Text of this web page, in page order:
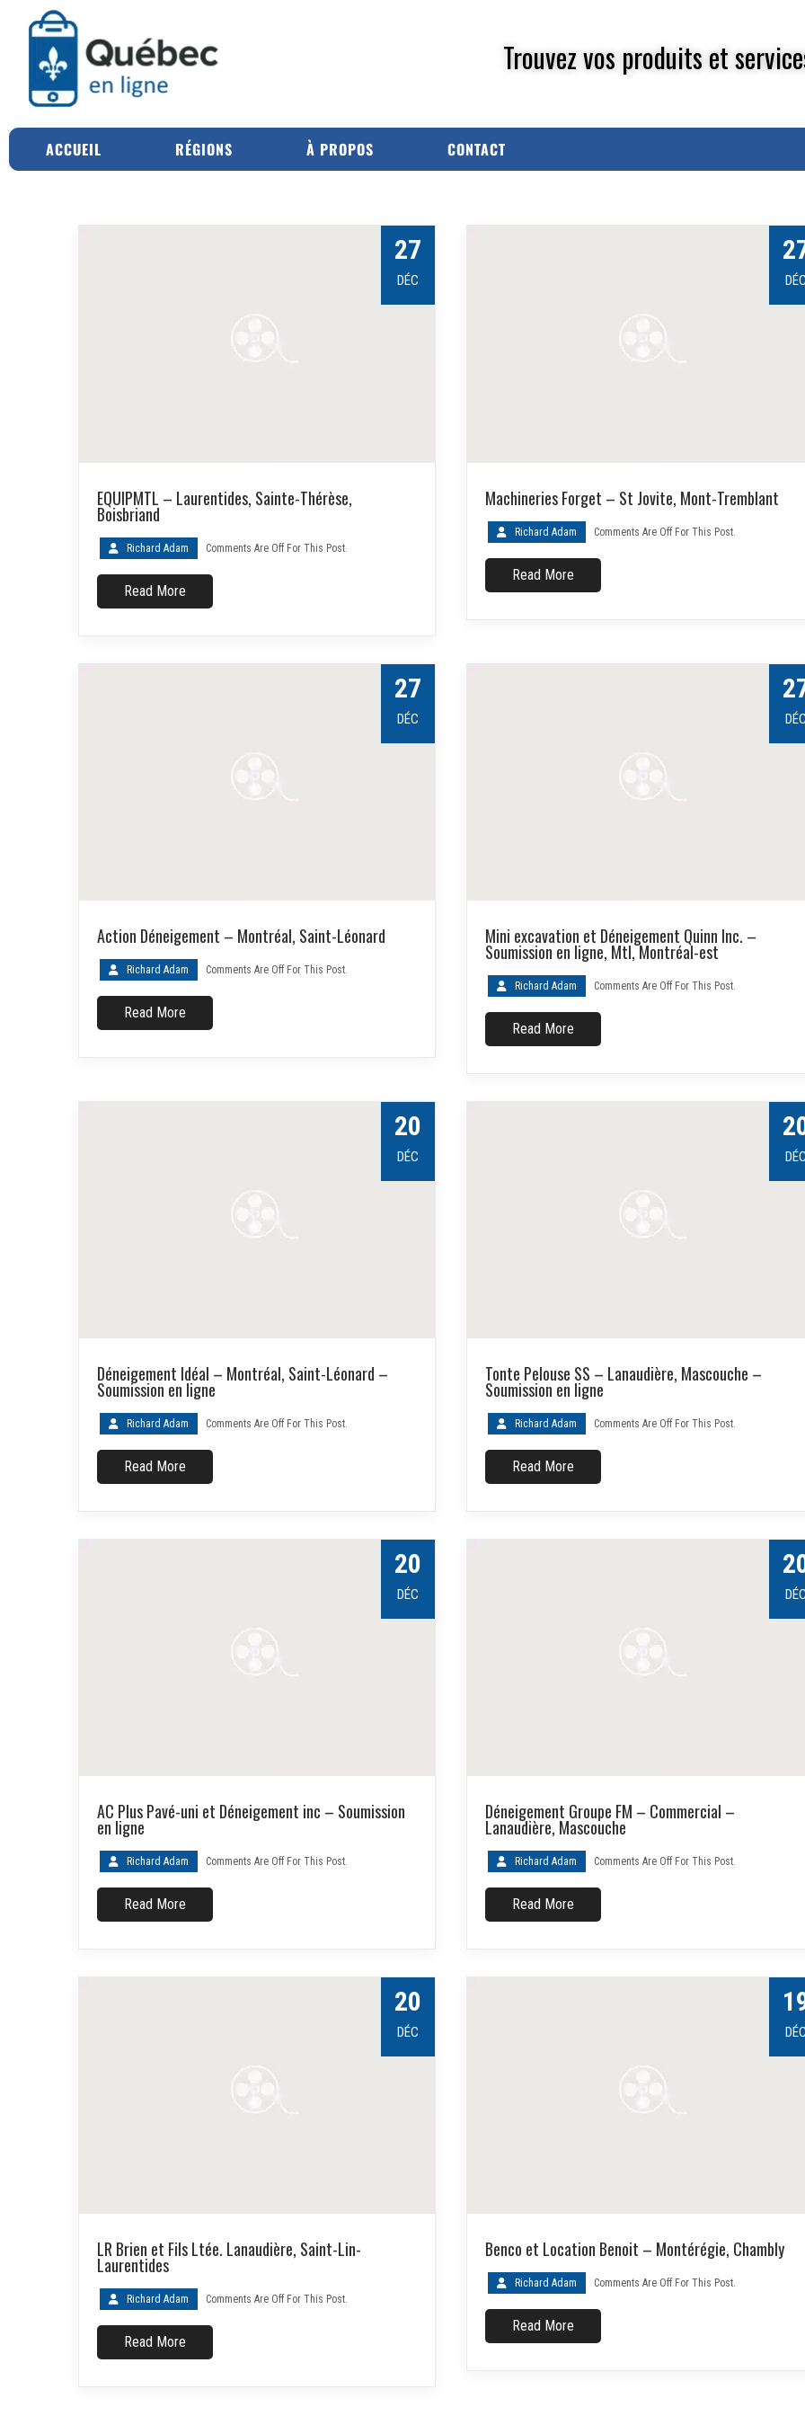
Trouvez vos produits et
ACCUEIL RÉGIONS À PROPOS CONTACT
27
DÉC
EQUIPMTL – Laurentides, Sainte-Thérèse,
Boisbriand
Richard Adam Comments Are Off For This Post.
Read More
Machineries Forget – St Jovite, Mont-Tremblant
Richard Adam Comments Are Off For This Post.
Read More
27
DÉC
Action Déneigement – Montréal, Saint-Léonard
Richard Adam Comments Are Off For This Post.
Read More
Mini excavation et Déneigement Quinn Inc. –
Soumission en ligne, Mtl, Montréal-est
Richard Adam Comments Are Off For This Post.
Read More
20
DÉC
Déneigement Idéal – Montréal, Saint-Léonard –
Soumission en ligne
Richard Adam Comments Are Off For This Post.
Read More
Tonte Pelouse SS – Lanaudière, Mascouche –
Soumission en ligne
Richard Adam Comments Are Off For This Post.
Read More
20
DÉC
AC Plus Pavé-uni et Déneigement inc – Soumission
en ligne
Richard Adam Comments Are Off For This Post.
Read More
Déneigement Groupe FM – Commercial –
Lanaudière, Mascouche
Richard Adam Comments Are Off For This Post.
Read More
20
DÉC
LR Brien et Fils Ltée. Lanaudière, Saint-Lin-
Laurentides
Richard Adam Comments Are Off For This Post.
Read More
Benco et Location Benoit – Montérégie, Chambly
Richard Adam Comments Are Off For This Post.
Read More